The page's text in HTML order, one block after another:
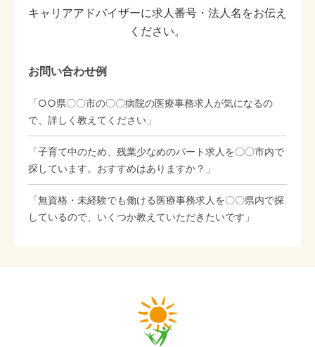
キャリアアドバイザーに求人番号・法人名をお伝え
ください。
お問い合わせ例
「○○県〇〇市の〇〇病院の医療事務求人が気になるの
で、詳しく教えてください」
「子育て中のため、残業少なめのパート求人を〇〇市内で
探しています。おすすめはありますか？」
「無資格・未経験でも働ける医療事務求人を〇〇県内で探
しているので、いくつか教えていただきたいです」